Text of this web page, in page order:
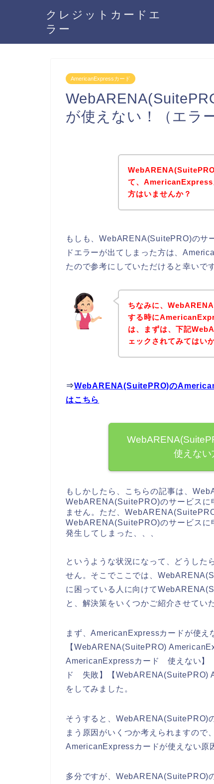
クレジットカードエ
ラー
AmericanExpressカード
が使えない！（エラ
て、AmericanExpress
方はいませんか？
もしも、WebARENA(SuitePRO)のサ
ドエラーが出てしまった方は、
たので参考にしていただけると幸いです
ちなみに、
する時に
は、まずは、下記
ェックされてみてはい
⇒WebARENA(SuitePRO)の
はこちら
使えない
もしかしたら、こちらの記事は、
WebARENA(SuitePRO)のサービスに
ません。ただ、
WebARENA(SuitePRO)のサービス
発生してしまった、、、
というような状況になって、どうした
せん。そこでここでは、
に困っている人に向けて
と、解決策をいくつかご紹介させてい
まず、AmericanExpressカードが使え
【WebARENA(SuitePRO)
AmericanExpressカード 使えない】
ド 失敗】【WebARENA(SuitePRO)
をしてみました。
そうすると、WebARENA(SuitePRO)
まう原因がいくつか考えられますの
AmericanExpressカードが使えない原
多分ですが、WebARENA(SuitePRO)